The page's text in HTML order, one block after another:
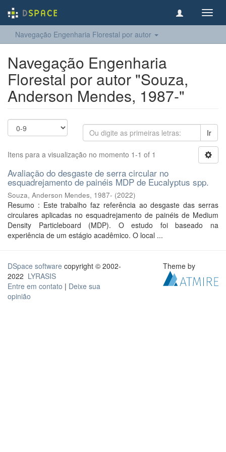
Navegação Engenharia Florestal por autor
Navegação Engenharia
Florestal por autor "Souza,
Anderson Mendes, 1987-"
Ir
Itens para a visualização no momento 1-1 of 1
Avaliação do desgaste de serra circular no
esquadrejamento de painéis MDP de Eucalyptus spp.
Souza, Anderson Mendes, 1987- (2022)
Resumo : Este trabalho faz referência ao desgaste das serras
circulares aplicadas no esquadrejamento de painéis de Medium
Density Particleboard (MDP). O estudo foi baseado na
experiência de um estágio acadêmico. O local ...
DSpace software copyright © 2002-
2022 LYRASIS
Entre em contato | Deixe sua
opinião
Theme by